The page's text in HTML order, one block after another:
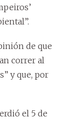
de que
correr al
y que, por
el 5 de